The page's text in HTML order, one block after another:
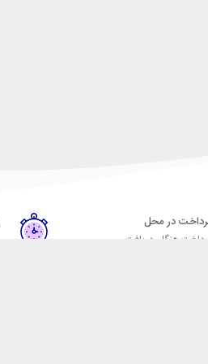
در محل
هنگام دریافت